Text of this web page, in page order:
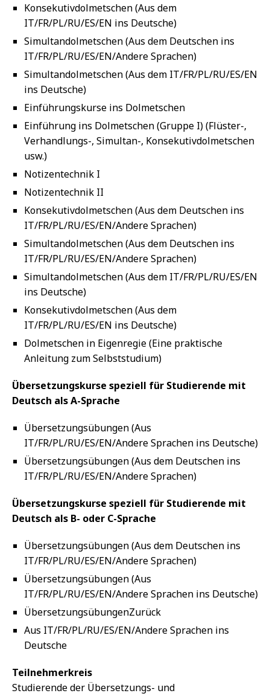
Konsekutivdolmetschen (Aus dem
IT/FR/PL/RU/ES/EN ins Deutsche)
Simultandolmetschen (Aus dem Deutschen ins
IT/FR/PL/RU/ES/EN/Andere Sprachen)
Simultandolmetschen (Aus dem IT/FR/PL/RU/ES/EN
ins Deutsche)
Einführungskurse ins Dolmetschen
Einführung ins Dolmetschen (Gruppe I) (Flüster-,
Verhandlungs-, Simultan-, Konsekutivdolmetschen
usw.)
Notizentechnik I
Notizentechnik II
Konsekutivdolmetschen (Aus dem Deutschen ins
IT/FR/PL/RU/ES/EN/Andere Sprachen)
Simultandolmetschen (Aus dem Deutschen ins
IT/FR/PL/RU/ES/EN/Andere Sprachen)
Simultandolmetschen (Aus dem IT/FR/PL/RU/ES/EN
ins Deutsche)
Konsekutivdolmetschen (Aus dem
IT/FR/PL/RU/ES/EN ins Deutsche)
Dolmetschen in Eigenregie (Eine praktische
Anleitung zum Selbststudium)
Übersetzungskurse speziell für Studierende mit
Deutsch als A-Sprache
Übersetzungsübungen (Aus
IT/FR/PL/RU/ES/EN/Andere Sprachen ins Deutsche)
Übersetzungsübungen (Aus dem Deutschen ins
IT/FR/PL/RU/ES/EN/Andere Sprachen)
Übersetzungskurse speziell für Studierende mit
Deutsch als B- oder C-Sprache
Übersetzungsübungen (Aus dem Deutschen ins
IT/FR/PL/RU/ES/EN/Andere Sprachen)
Übersetzungsübungen (Aus
IT/FR/PL/RU/ES/EN/Andere Sprachen ins Deutsche)
ÜbersetzungsübungenZurück
Aus IT/FR/PL/RU/ES/EN/Andere Sprachen ins
Deutsche
Teilnehmerkreis
Studierende der Übersetzungs- und